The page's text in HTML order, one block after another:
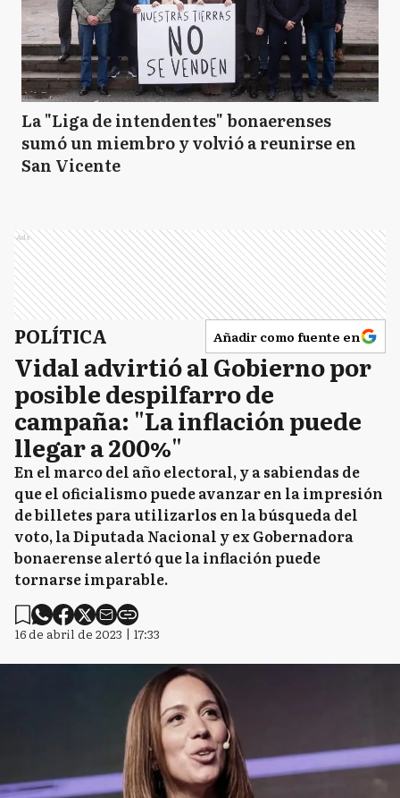
La "Liga de intendentes" bonaerenses
sumó un miembro y volvió a reunirse en
San Vicente
Ads
POLÍTICA Añadir como fuente en
Vidal advirtió al Gobierno por
posible despilfarro de
campaña: "La inflación puede
llegar a 200%"
En el marco del año electoral, y a sabiendas de
que el oficialismo puede avanzar en la impresión
de billetes para utilizarlos en la búsqueda del
voto, la Diputada Nacional y ex Gobernadora
bonaerense alertó que la inflación puede
tornarse imparable.
16 de abril de 2023 | 17:33